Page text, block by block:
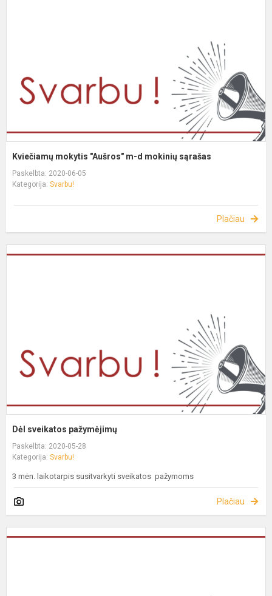
Kviečiamų mokytis "Aušros" m-d mokinių sąrašas
Paskelbta: 2020-06-05
Kategorija: Svarbu!
Plačiau
Dėl sveikatos pažymėjimų
Paskelbta: 2020-05-28
Kategorija: Svarbu!
3 mėn. laikotarpis susitvarkyti sveikatos pažymoms
Plačiau